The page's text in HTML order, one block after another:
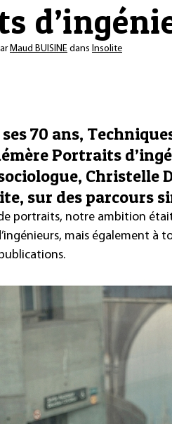
Maud BUISINE dans Insolite
ses 70 ans,
Portraits
Christelle
sur des parcours
portraits, notre ambition
mais également à